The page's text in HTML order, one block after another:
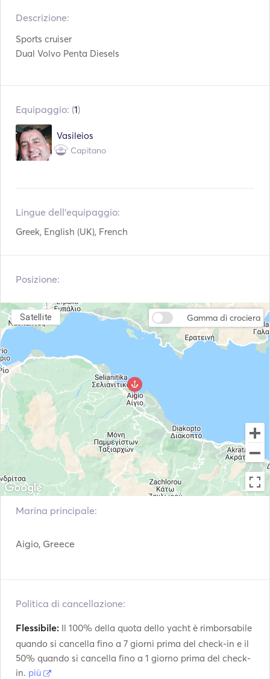
Congelatore
Forno
Piano cottura
Connessione Aux
Lettore Mp3 / Radio /
CD
Fiocina
Descrizione:
Sports cruiser
Dual Volvo Penta Diesels
Equipaggio: (1)
Vasileios
Capitano
Lingue dell'equipaggio:
Greek, English (UK), French
Posizione:
Gamma di crociera
Satellite
Marina principale:
Aigio, Greece
Politica di cancellazione:
Flessibile: Il 100% della quota dello yacht è rimborsabile
quando si cancella fino a 7 giorni prima del check-in e il
50% quando si cancella fino a 1 giorno prima del check-
in. più